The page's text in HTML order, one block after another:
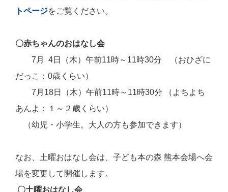
トページをご覧ください。
〇赤ちゃんのおはなし会
7月 4日（木）午前11時～11時30分 （おひざに
だっこ：0歳くらい）
7月18日（木）午前11時～11時30分 （よちよち
あんよ：１～２歳くらい）
（幼児・小学生。大人の方も参加できます）
なお、土曜おはなし会は、子ども本の森 熊本会場へ会
場を変更して開催します。
〇土曜おはなし会